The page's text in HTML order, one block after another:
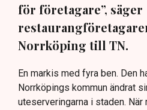
för företagare”, säger
Norrköping till TN.
En markis med fyra ben. Den
Norrköpings kommun ändrat
uteserveringarna i staden.